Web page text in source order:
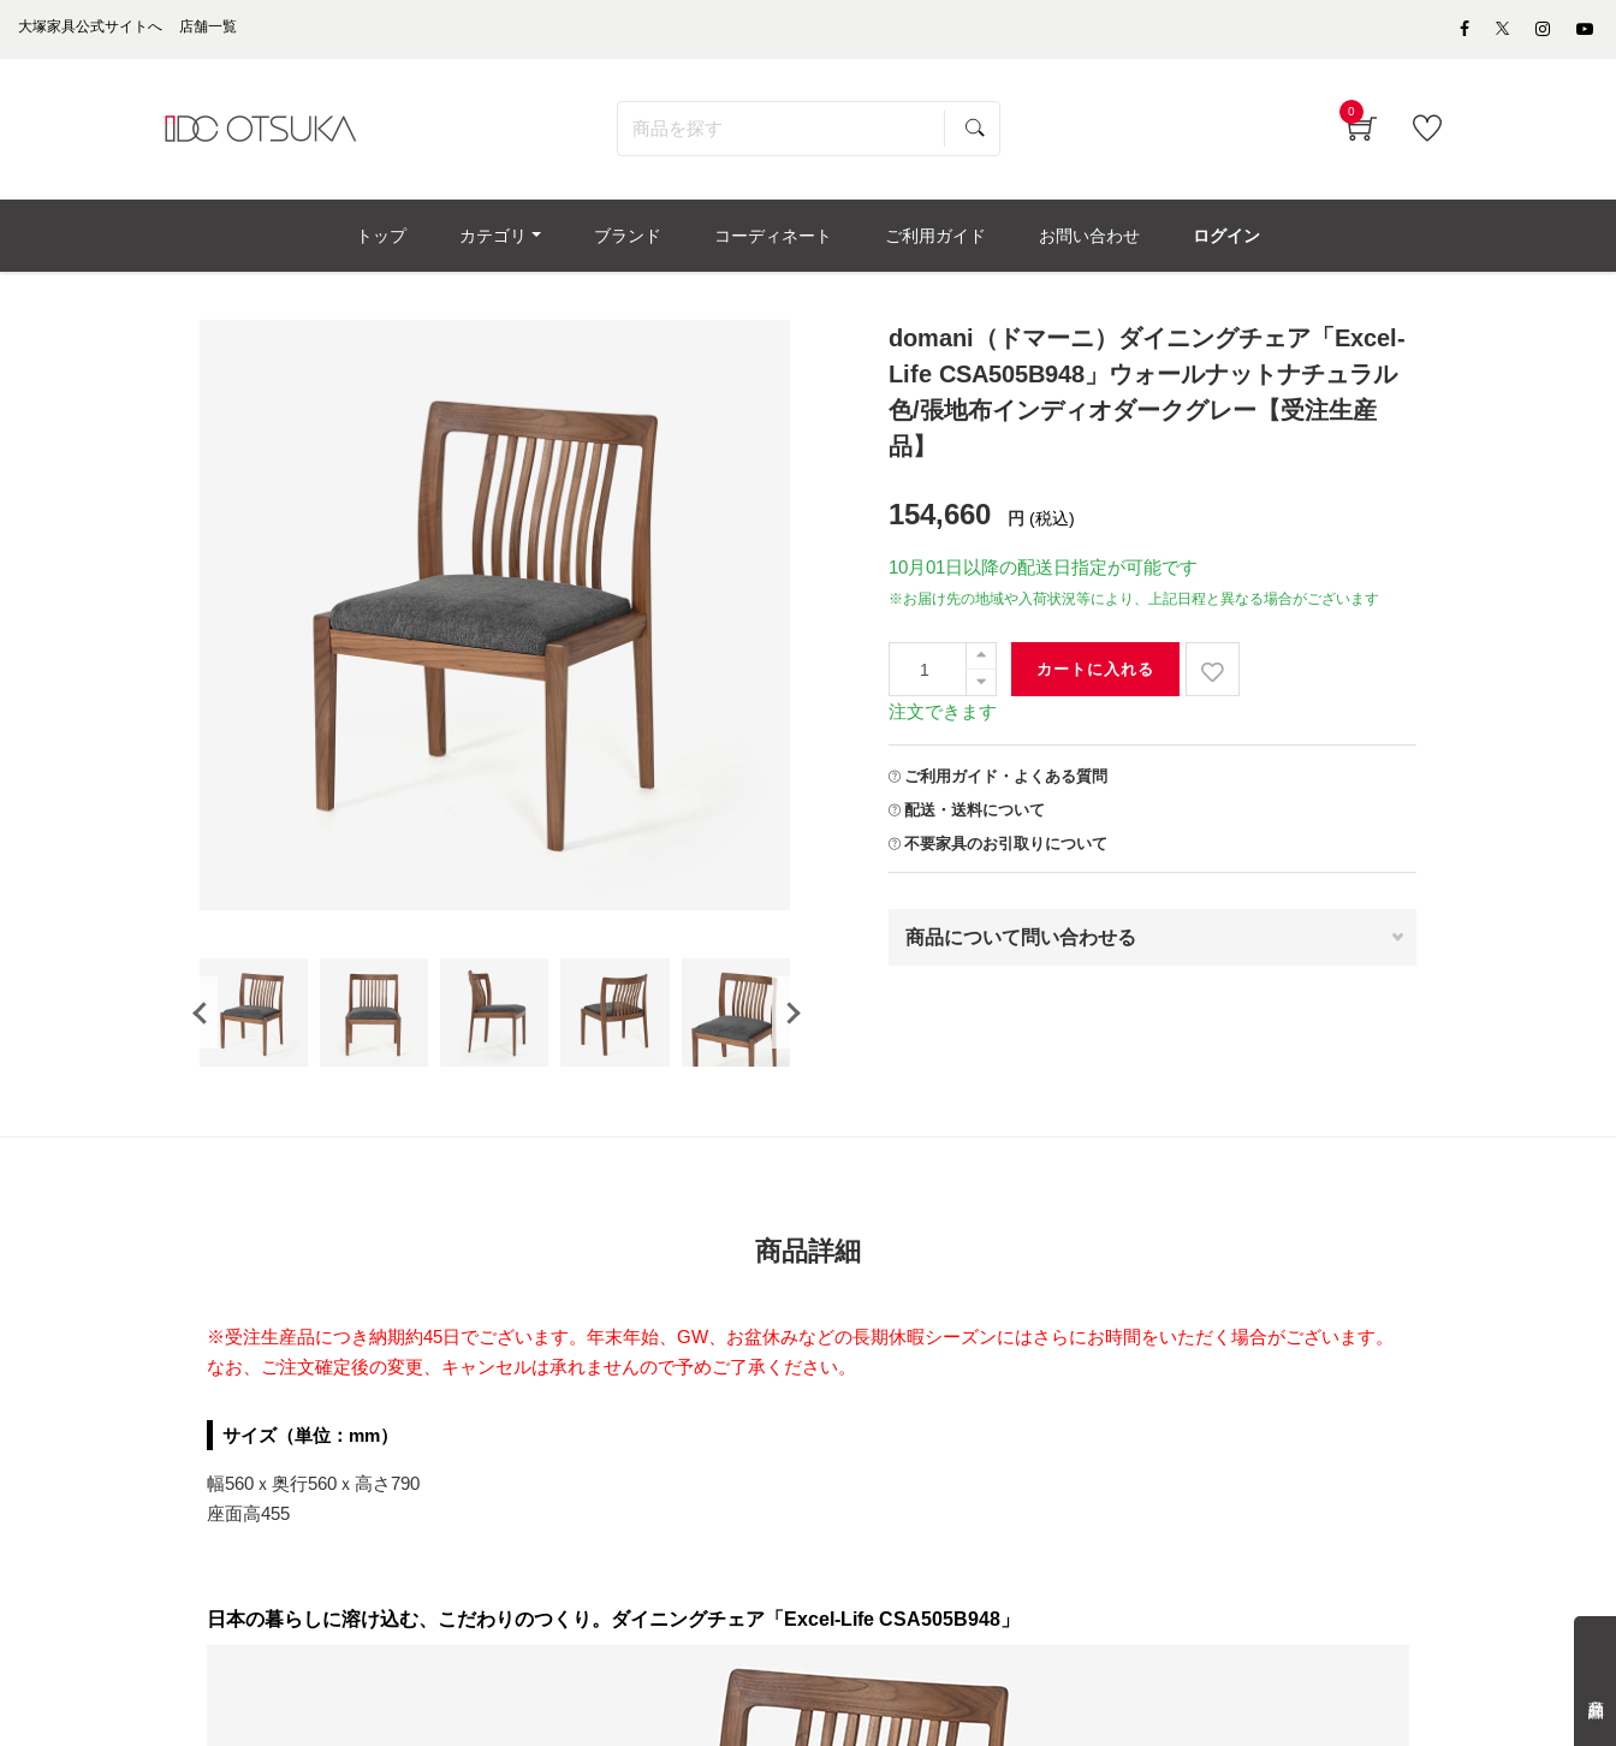
大塚家具公式サイトへ 店舗一覧
0
トップ カテゴリ ブランド コーディネート ご利用ガイド お問い合わせ ログイン
domani（ドマーニ）ダイニングチェア「Excel-
Life CSA505B948」ウォールナットナチュラル
色/張地布インディオダークグレー【受注生産
品】
154,660 円 (税込)
10月01日 以降の配送日指定が可能です
※お届け先の地域や入荷状況等により、上記日程と異なる場合がございます
カートに入れる
注文できます
ご利用ガイド・よくある質問
配送・送料について
不要家具のお引取りについて
商品について問い合わせる
商品詳細
※受注生産品につき納期約45日でございます。年末年始、GW、お盆休みなどの長期休暇シーズンにはさらにお時間をいただく場合がございます。
なお、ご注文確定後の変更、キャンセルは承れませんので予めご了承ください。
サイズ（単位：mm）
幅560ｘ奥行560ｘ高さ790
座面高455
日本の暮らしに溶け込む、こだわりのつくり。ダイニングチェア「Excel-Life CSA505B948」